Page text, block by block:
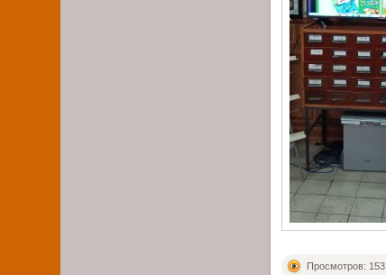
Просмотров: 153